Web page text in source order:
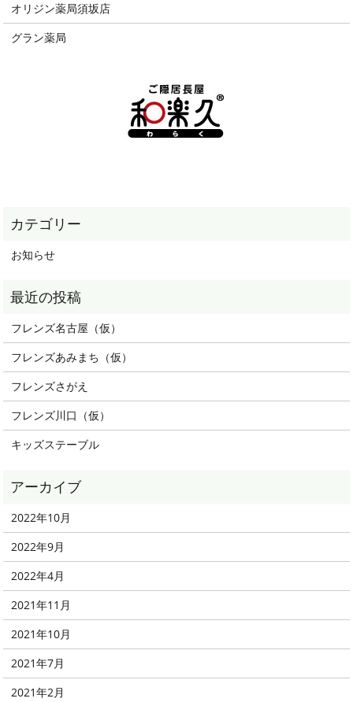
オリジン薬局須坂店
グラン薬局
お知らせ
フレンズ名古屋（仮）
フレンズあみまち（仮）
フレンズさがえ
フレンズ川口（仮）
キッズステーブル
2022年10月
2022年9月
2022年4月
2021年11月
2021年10月
2021年7月
2021年2月